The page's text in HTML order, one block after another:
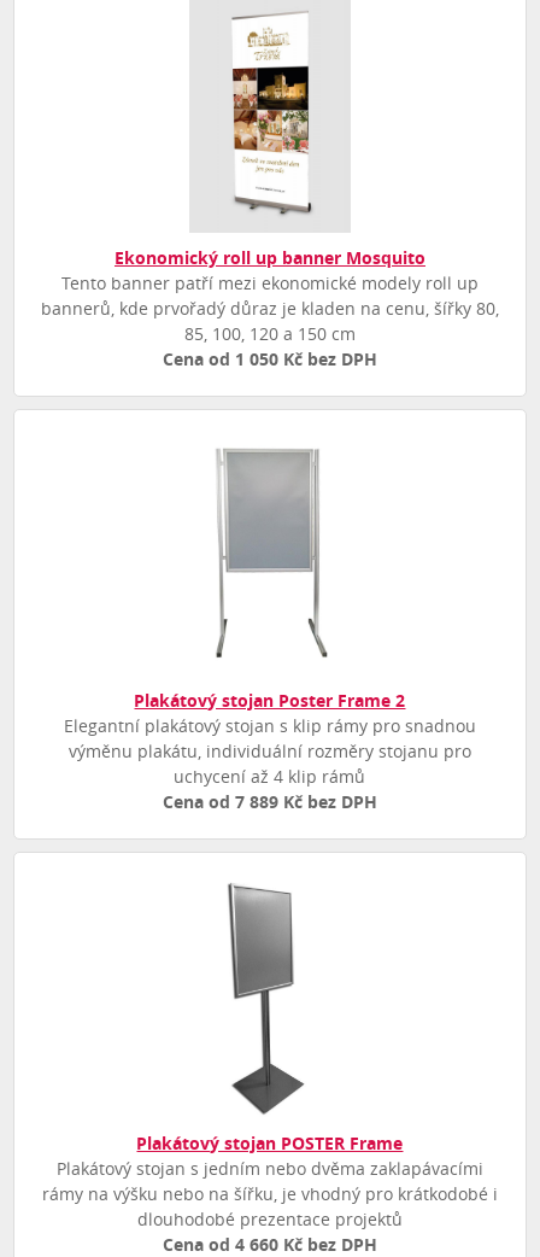
Ekonomický roll up banner Mosquito
Tento banner patří mezi ekonomické modely roll up
bannerů, kde prvořadý důraz je kladen na cenu, šířky 80,
85, 100, 120 a 150 cm
Cena od 1 050 Kč bez DPH
Plakátový stojan Poster Frame 2
Elegantní plakátový stojan s klip rámy pro snadnou
výměnu plakátu, individuální rozměry stojanu pro
uchycení až 4 klip rámů
Cena od 7 889 Kč bez DPH
Plakátový stojan POSTER Frame
Plakátový stojan s jedním nebo dvěma zaklapávacími
rámy na výšku nebo na šířku, je vhodný pro krátkodobé i
dlouhodobé prezentace projektů
Cena od 4 660 Kč bez DPH